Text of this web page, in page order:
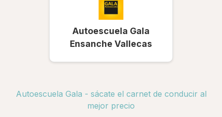
Autoescuela Gala
Ensanche Vallecas
Autoescuela Gala - sácate el carnet de conducir al
mejor precio